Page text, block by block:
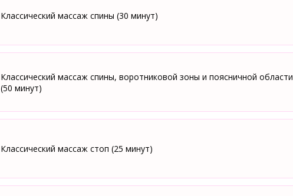
Классический массаж спины (30 минут)
Классический массаж спины, воротниковой зоны и поясничной области
(50 минут)
Классический массаж стоп (25 минут)